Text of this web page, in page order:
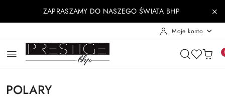
Przejdź do treści głównej
Przejdź do wyszukiwarki
Przejdź do moje konto
Przejdź do menu głównego
Przejdź do stopki
ZAPRASZAMY DO NASZEGO ŚWIATA BHP
Moje konto
POLARY